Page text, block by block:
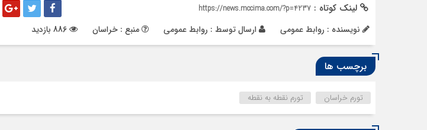
لینک کوتاه : https://news.mccima.com/?p=4237
نویسنده : روابط عمومی ارسال توسط : روابط عمومی منبع : خراسان
برچسب ها
تورم خراسان تورم نقطه به نقطه